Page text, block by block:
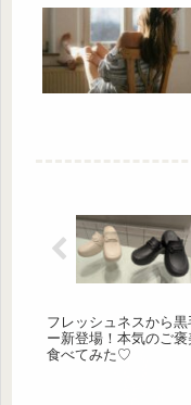
フレッシュネスから
ー新登場！本気のご
食べてみた♡